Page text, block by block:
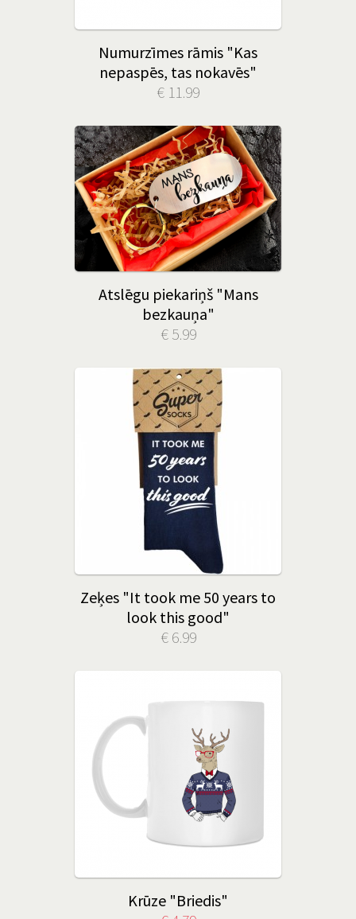
Numurzīmes rāmis "Kas
nepaspēs, tas nokavēs"
€ 11.99
Atslēgu piekariņš "Mans
bezkauņa"
€ 5.99
Zeķes "It took me 50 years to
look this good"
€ 6.99
Krūze "Briedis"